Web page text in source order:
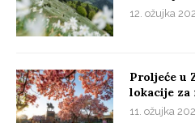
12. ožujka
Proljeće u
lokacije za
11. ožujka